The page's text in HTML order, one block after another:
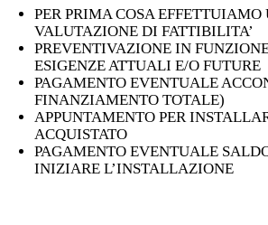
PER PRIMA COSA EFFETTUIAMO
VALUTAZIONE DI FATTIBILITA’
PREVENTIVAZIONE IN
ESIGENZE ATTUALI E/O FUTURE
PAGAMENTO EVENTUALE
FINANZIAMENTO TOTALE)
APPUNTAMENTO PER
ACQUISTATO
PAGAMENTO EVENTUALE
INIZIARE L’INSTALLAZIONE